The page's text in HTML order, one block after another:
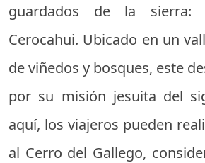
guardados de la
Cerocahui. Ubicado en un
de viñedos y bosques, este
por su misión jesuita del
aquí, los viajeros pueden
al Cerro del Gallego,